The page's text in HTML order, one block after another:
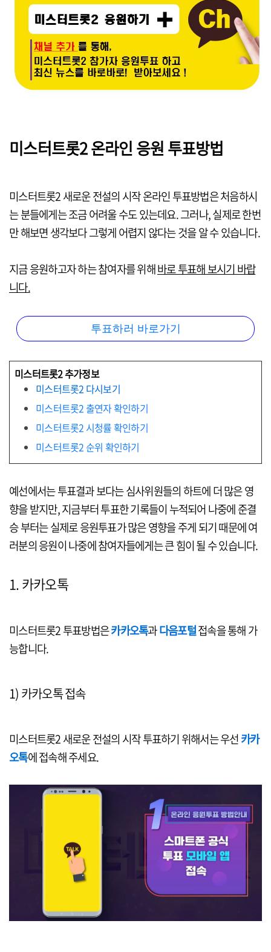
미스터트롯2 온라인 응원 투표방법
미스터트롯2 새로운 전설의 시작 온라인 투표방법은 처음하시
는 분들에게는 조금 어려울 수도 있는데요. 그러나, 실제로 한번
만 해보면 생각보다 그렇게 어렵지 않다는 것을 알 수 있습니다.
지금 응원하고자 하는 참여자를 위해바로 투표해 보시기 바랍
니다.
투표하러 바로가기
미스터트롯2 추가정보
미스터트롯2 다시보기
미스터트롯2 출연자 확인하기
미스터트롯2 시청률 확인하기
미스터트롯2 순위 확인하기
예선에서는 투표결과 보다는 심사위원들의 하트에 더 많은 영
향을 받지만, 지금부터 투표한 기록들이 누적되어 나중에 준결
승 부터는 실제로 응원투표가 많은 영향을 주게 되기 때문에 여
러분의 응원이 나중에 참여자들에게는 큰 힘이 될 수 있습니다.
1. 카카오톡
미스터트롯2 투표방법은카카오톡과다음포털접속을 통해 가
능합니다.
1) 카카오톡 접속
미스터트롯2 새로운 전설의 시작 투표하기 위해서는 우선카카
오톡에 접속해 주세요.